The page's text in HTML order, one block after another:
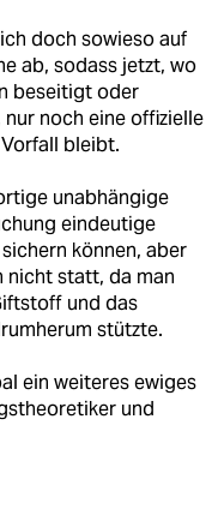
doch sowieso auf
ab, sodass jetzt, wo
beseitigt oder
noch eine offizielle
bleibt.
unabhängige
eindeutige
können, aber
statt, da man
und das
stützte.
ein weiteres ewiges
und